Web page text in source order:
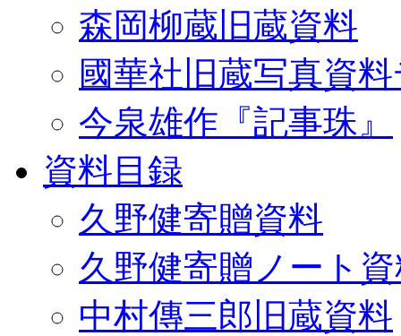
森岡柳蔵旧蔵資料
國華社旧蔵写真資
今泉雄作『記事珠』
資料目録
久野健寄贈資料
久野健寄贈ノート
中村傳三郎旧蔵資料